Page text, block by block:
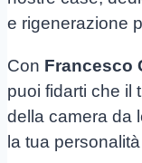
e rigenerazione
Con Francesco
puoi fidarti che il
della camera da
la tua